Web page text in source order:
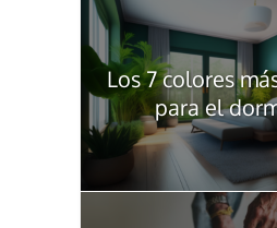
Los 7 colores
para el